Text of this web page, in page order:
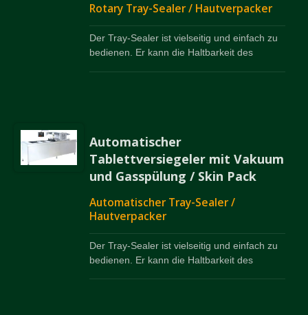
Rotary Tray-Sealer / Hautverpacker
Der Tray-Sealer ist vielseitig und einfach zu
bedienen. Er kann die Haltbarkeit des
Automatischer
Tablettversiegeler mit Vakuum
und Gasspülung / Skin Pack
Automatischer Tray-Sealer /
Hautverpacker
Der Tray-Sealer ist vielseitig und einfach zu
bedienen. Er kann die Haltbarkeit des